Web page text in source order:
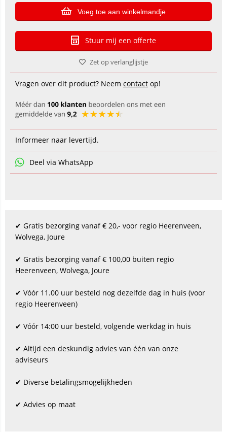
Voeg toe aan winkelmandje
Stuur mij een offerte
Zet op verlanglijstje
Vragen over dit product? Neem contact op!
Informeer naar levertijd.
Deel via WhatsApp
✔ Gratis bezorging vanaf € 20,- voor regio Heerenveen,
Wolvega, Joure
✔ Gratis bezorging vanaf € 100,00 buiten regio
Heerenveen, Wolvega, Joure
✔ Vóór 11.00 uur besteld nog dezelfde dag in huis (voor
regio Heerenveen)
✔ Vóór 14:00 uur besteld, volgende werkdag in huis
✔ Altijd een deskundig advies van één van onze
adviseurs
✔ Diverse betalingsmogelijkheden
✔ Advies op maat